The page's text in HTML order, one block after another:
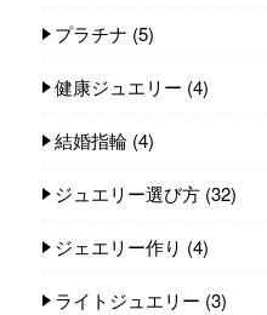
プラチナ (5)
健康ジュエリー (4)
結婚指輪 (4)
ジュエリー選び方 (32)
ジェエリー作り (4)
ライトジュエリー (3)